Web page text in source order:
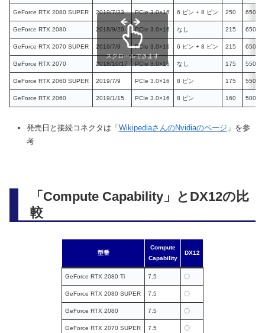
GeForce RTX 2080 SUPER 2019/7/23 PCIe 3.0×16 6 ピン + 8 ピン 250 650
GeForce RTX 2080 2018/9/20 PCIe 3.0×16 なし 215 650
GeForce RTX 2070 SUPER 2019/7/9 PCIe 3.0×16 6 ピン + 8 ピン 215 650
GeForce RTX 2070 2018/10/17 PCIe 3.0×16 なし 175 550
GeForce RTX 2060 SUPER 2019/7/9 PCIe 3.0×16 8 ピン 175 550
GeForce RTX 2060 2019/1/15 PCIe 3.0×16 8 ピン 160 500
スクロールできます
発売日と接続コネクタは「WikipediaさんのNvidiaのページ 」を参
考
「Compute Capability」とDX12の比
較
型番
Compute
Capability
DX12
GeForce RTX 2080 Ti 7.5 〇
GeForce RTX 2080 SUPER 7.5 〇
GeForce RTX 2080 7.5 〇
GeForce RTX 2070 SUPER 7.5 〇